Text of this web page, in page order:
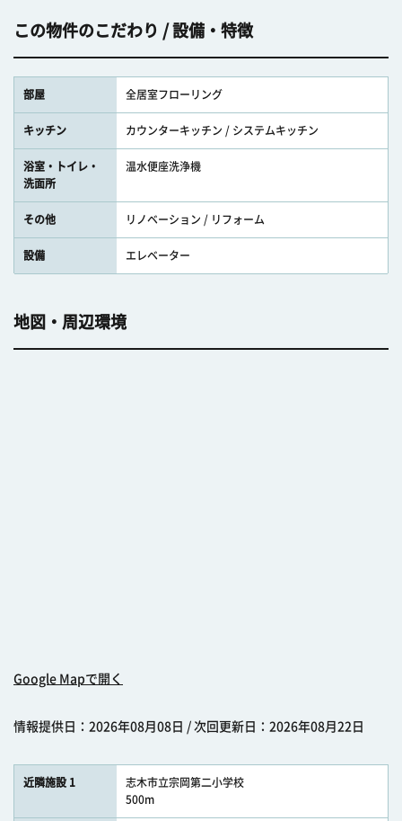
この物件のこだわり / 設備・特徴
部屋 全居室フローリング
キッチン カウンターキッチン / システムキッチン
浴室・トイレ・
洗面所
温水便座洗浄機
その他 リノベーション / リフォーム
設備 エレベーター
地図・周辺環境
Google Mapで開く
情報提供日：2026年08月08日 / 次回更新日：2026年08月22日
近隣施設 1
志木市立宗岡第二小学校
500m